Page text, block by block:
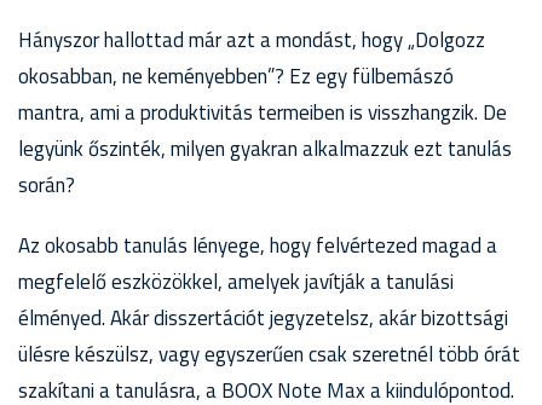
Hányszor hallottad már azt a mondást, hogy „Dolgozz
okosabban, ne keményebben”? Ez egy fülbemászó
mantra, ami a produktivitás termeiben is visszhangzik. De
legyünk őszinték, milyen gyakran alkalmazzuk ezt tanulás
során?
Az okosabb tanulás lényege, hogy felvértezed magad a
megfelelő eszközökkel, amelyek javítják a tanulási
élményed. Akár disszertációt jegyzetelsz, akár bizottsági
ülésre készülsz, vagy egyszerűen csak szeretnél több órát
szakítani a tanulásra, a BOOX Note Max a kiindulópontod.